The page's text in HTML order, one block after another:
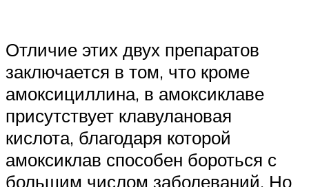
Отличие этих двух препаратов
заключается в том, что кроме
амоксициллина, в амоксиклаве
присутствует клавулановая
кислота, благодаря которой
амоксиклав способен бороться с
большим числом заболеваний. Но